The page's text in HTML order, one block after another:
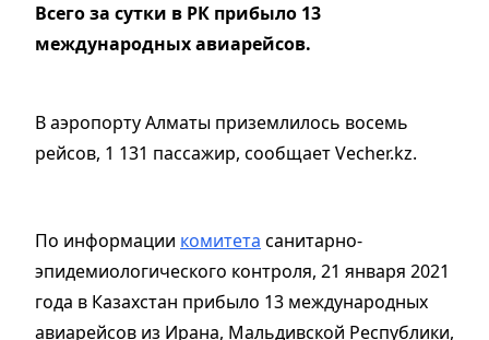
Всего за сутки в РК прибыло 13
международных авиарейсов.
В аэропорту Алматы приземлилось восемь
рейсов, 1 131 пассажир, сообщает Vecher.kz.
По информации комитета санитарно-
эпидемиологического контроля, 21 января 2021
года в Казахстан прибыло 13 международных
авиарейсов из Ирана, Мальдивской Республики,